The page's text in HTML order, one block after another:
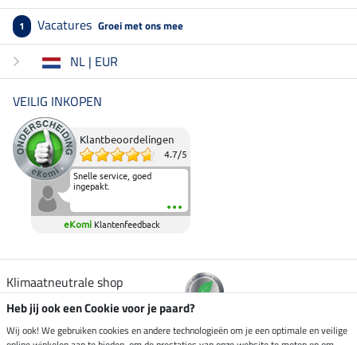
1 Vacatures Groei met ons mee
NL | EUR
VEILIG INKOPEN
Klantbeoordelingen
4.7/5
Snelle service, goed
ingepakt.
eKomi Klantenfeedback
Klimaatneutrale shop
Verzending per
Heb jij ook een Cookie voor je paard?
Wij ook! We gebruiken cookies en andere technologieën om je een optimale en veilige